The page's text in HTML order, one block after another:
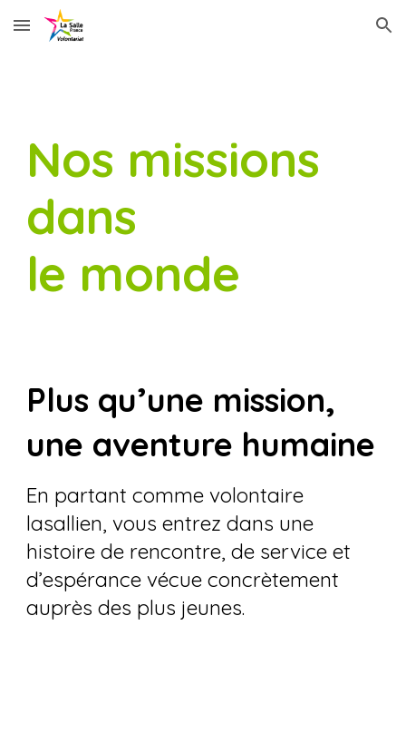
Skip to main content Skip to navigation
Nos missions
dans
le monde
Plus qu’une mission,
une aventure humaine
En partant comme volontaire
lasallien, vous entrez dans une
histoire de rencontre, de service et
d’espérance vécue concrètement
auprès des plus jeunes.